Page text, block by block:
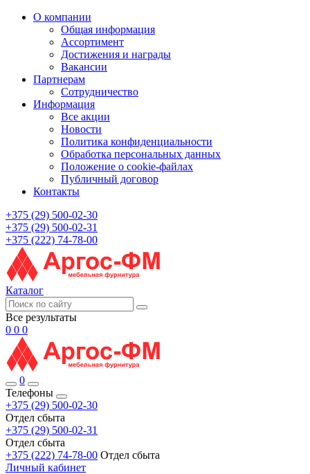
О компании
Общая информация
Ассортимент
Достижения и награды
Вакансии
Партнерам
Сотрудничество
Информация
Все акции
Новости
Политика конфиденциальности
Обработка персональных данных
Положение о cookie-файлах
Публичный договор
Контакты
+375 (29) 500-02-30
+375 (29) 500-02-31
+375 (222) 74-78-00
Каталог
Все результаты
0 0 0
0
Телефоны
+375 (29) 500-02-30
Отдел сбыта
+375 (29) 500-02-31
Отдел сбыта
+375 (222) 74-78-00 Отдел сбыта
Личный кабинет